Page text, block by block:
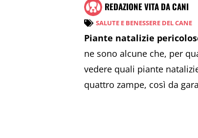
REDAZIONE VITA DA CANI
SALUTE E BENESSERE DEL CANE
Piante natalizie
ne sono alcune che, per
vedere quali piante
quattro zampe, così da